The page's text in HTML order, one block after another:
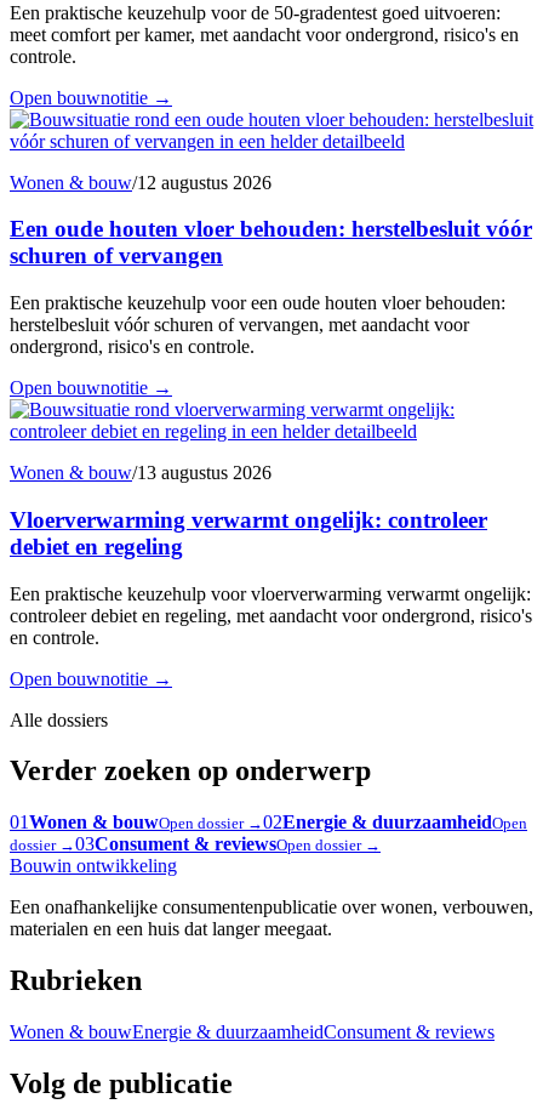
Een praktische keuzehulp voor de 50-gradentest goed uitvoeren:
meet comfort per kamer, met aandacht voor ondergrond, risico's en
controle.
Open bouwnotitie →
Wonen & bouw/12 augustus 2026
Een oude houten vloer behouden: herstelbesluit vóór
schuren of vervangen
Een praktische keuzehulp voor een oude houten vloer behouden:
herstelbesluit vóór schuren of vervangen, met aandacht voor
ondergrond, risico's en controle.
Open bouwnotitie →
Wonen & bouw/13 augustus 2026
Vloerverwarming verwarmt ongelijk: controleer
debiet en regeling
Een praktische keuzehulp voor vloerverwarming verwarmt ongelijk:
controleer debiet en regeling, met aandacht voor ondergrond, risico's
en controle.
Open bouwnotitie →
Alle dossiers
Verder zoeken op onderwerp
01Wonen & bouwOpen dossier →02Energie & duurzaamheidOpen
dossier →03Consument & reviewsOpen dossier →
Bouwin ontwikkeling
Een onafhankelijke consumentenpublicatie over wonen, verbouwen,
materialen en een huis dat langer meegaat.
Rubrieken
Wonen & bouwEnergie & duurzaamheidConsument & reviews
Volg de publicatie